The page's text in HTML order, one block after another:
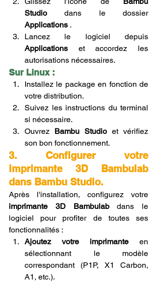
Studio
dans le dossier
Applications .
Applications et accordez les
autorisations nécessaires.
Sur Linux :
Installez le package en fonction de
votre distribution.
Suivez les instructions du terminal
si nécessaire.
Ouvrez Bambu Studio et vérifiez
son bon fonctionnement.
3. Configurer votre
imprimante 3D Bambulab
dans Bambu Studio.
imprimante 3D Bambulab dans le
logiciel pour profiter de toutes ses
fonctionnalités :
Ajoutez votre imprimante en
sélectionnant le modèle
correspondant (P1P, X1 Carbon,
A1, etc.).